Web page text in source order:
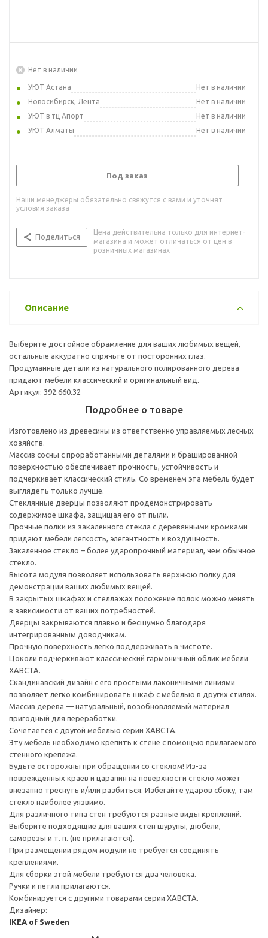
Нет в наличии
УЮТ Астана
Нет в наличии
Новосибирск, Лента
Нет в наличии
УЮТ в тц Апорт
Нет в наличии
УЮТ Алматы
Нет в наличии
Под заказ
Наши менеджеры обязательно свяжутся с вами и уточнят
условия заказа
Поделиться
Цена действительна только для интернет-
магазина и может отличаться от цен в
розничных магазинах
Описание
Выберите достойное обрамление для ваших любимых вещей,
остальные аккуратно спрячьте от посторонних глаз.
Продуманные детали из натурального полированного дерева
придают мебели классический и оригинальный вид.
Артикул: 392.660.32
Подробнее о товаре
Изготовлено из древесины из ответственно управляемых лесных
хозяйств.
Массив сосны с проработанными деталями и брашированной
поверхностью обеспечивает прочность, устойчивость и
подчеркивает классический стиль. Со временем эта мебель будет
выглядеть только лучше.
Стеклянные дверцы позволяют продемонстрировать
содержимое шкафа, защищая его от пыли.
Прочные полки из закаленного стекла с деревянными кромками
придают мебели легкость, элегантность и воздушность.
Закаленное стекло – более ударопрочный материал, чем обычное
стекло.
Высота модуля позволяет использовать верхнюю полку для
демонстрации ваших любимых вещей.
В закрытых шкафах и стеллажах положение полок можно менять
в зависимости от ваших потребностей.
Дверцы закрываются плавно и бесшумно благодаря
интегрированным доводчикам.
Прочную поверхность легко поддерживать в чистоте.
Цоколи подчеркивают классический гармоничный облик мебели
ХАВСТА.
Скандинавский дизайн с его простыми лаконичными линиями
позволяет легко комбинировать шкаф с мебелью в других стилях.
Массив дерева — натуральный, возобновляемый материал
пригодный для переработки.
Сочетается с другой мебелью серии ХАВСТА.
Эту мебель необходимо крепить к стене с помощью прилагаемого
стенного крепежа.
Будьте осторожны при обращении со стеклом! Из-за
поврежденных краев и царапин на поверхности стекло может
внезапно треснуть и/или разбиться. Избегайте ударов сбоку, там
стекло наиболее уязвимо.
Для различного типа стен требуются разные виды креплений.
Выберите подходящие для ваших стен шурупы, дюбели,
саморезы и т. п. (не прилагаются).
При размещении рядом модули не требуется соединять
креплениями.
Для сборки этой мебели требуются два человека.
Ручки и петли прилагаются.
Комбинируется с другими товарами серии ХАВСТА.
Дизайнер:
IKEA of Sweden